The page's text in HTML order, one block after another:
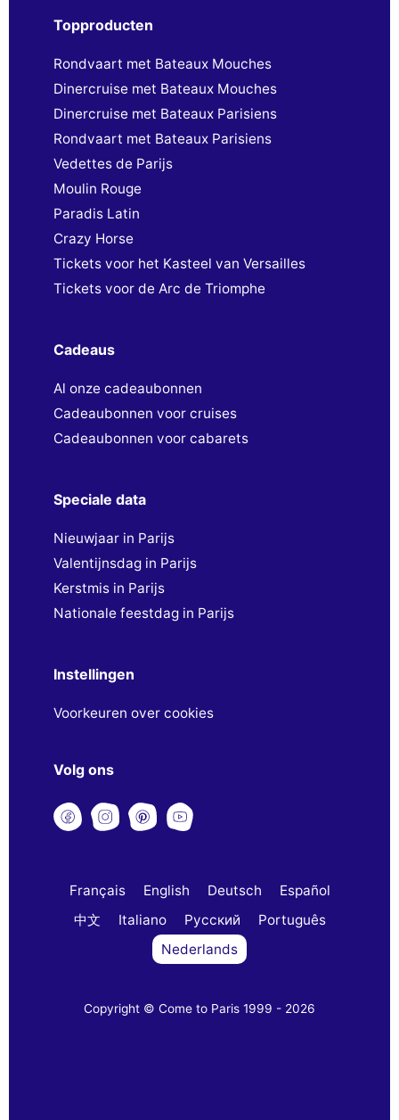
Topproducten
Rondvaart met Bateaux Mouches
Dinercruise met Bateaux Mouches
Dinercruise met Bateaux Parisiens
Rondvaart met Bateaux Parisiens
Vedettes de Parijs
Moulin Rouge
Paradis Latin
Crazy Horse
Tickets voor het Kasteel van Versailles
Tickets voor de Arc de Triomphe
Cadeaus
Al onze cadeaubonnen
Cadeaubonnen voor cruises
Cadeaubonnen voor cabarets
Speciale data
Nieuwjaar in Parijs
Valentijnsdag in Parijs
Kerstmis in Parijs
Nationale feestdag in Parijs
Instellingen
Voorkeuren over cookies
Volg ons
Français English Deutsch
Español
中文
Italiano Русский
Português
Nederlands
Copyright © Come to Paris 1999 - 2026